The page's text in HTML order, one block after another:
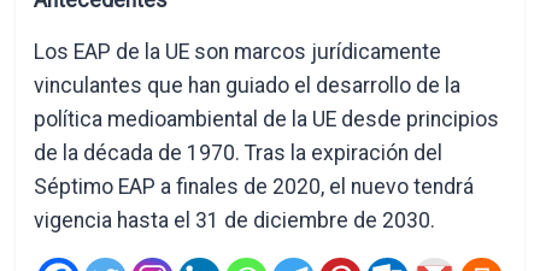
Los EAP de la UE son marcos jurídicamente
vinculantes que han guiado el desarrollo de la
política medioambiental de la UE desde principios
de la década de 1970. Tras la expiración del
Séptimo EAP a finales de 2020, el nuevo tendrá
vigencia hasta el 31 de diciembre de 2030.